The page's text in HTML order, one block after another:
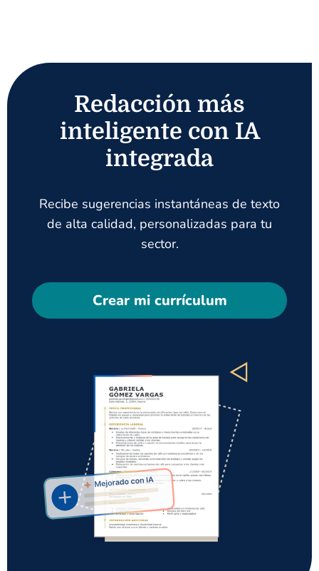
Redacción más
inteligente con IA
integrada
Recibe sugerencias instantáneas de texto
de alta calidad, personalizadas para tu
sector.
Crear mi currículum